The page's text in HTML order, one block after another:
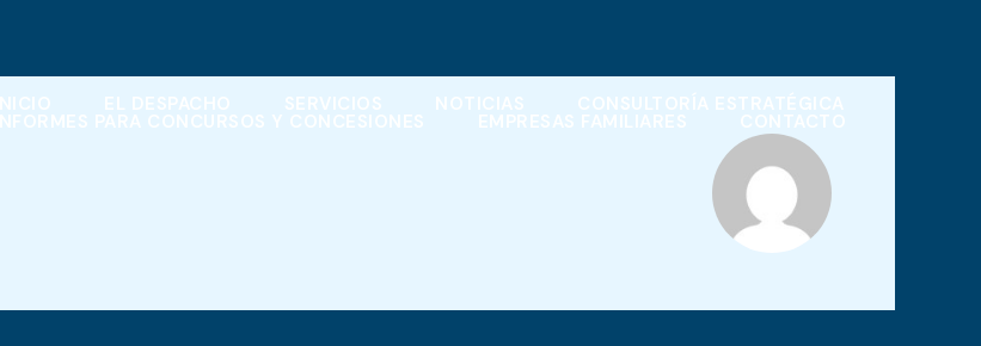
EL DESPACHO SERVICIOS NOTICIAS CONSULTORÍA ESTRATÉGICA
PARA CONCURSOS Y CONCESIONES EMPRESAS FAMILIARES CONTACTO